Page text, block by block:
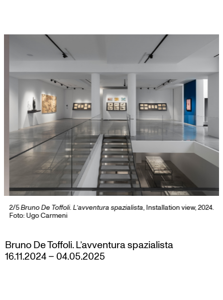
2/5Bruno De Toffoli. L’avventura spazialista, Installation view, 2024.
Foto: Ugo Carmeni
Bruno De Toffoli. L’avventura spazialista
16.11.2024– 04.05.2025